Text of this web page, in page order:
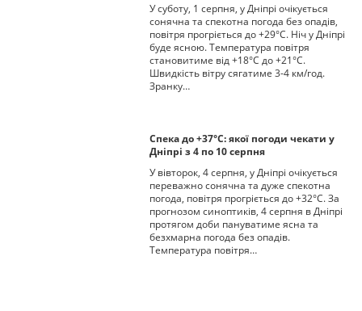
У суботу, 1 серпня, у Дніпрі очікується
сонячна та спекотна погода без опадів,
повітря прогріється до +29°С. Ніч у Дніпрі
буде ясною. Температура повітря
становитиме від +18°С до +21°С.
Швидкість вітру сягатиме 3-4 км/год.
Зранку…
Спека до +37°С: якої погоди чекати у
Дніпрі з 4 по 10 серпня
У вівторок, 4 серпня, у Дніпрі очікується
переважно сонячна та дуже спекотна
погода, повітря прогріється до +32°С. За
прогнозом синоптиків, 4 серпня в Дніпрі
протягом доби пануватиме ясна та
безхмарна погода без опадів.
Температура повітря…